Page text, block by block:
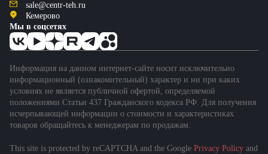
sale@centr-teh.ru
Кемерово
Мы в соцсетях
Информация на данном интернет-сайте носит исключительно
информационный (ознакомительный) характер и ни при каких
условиях не является публичной офертой, определяемой
положениями Статьи 437 Гражданского кодекса РФ. Для получения
исчерпывающей информации о стоимости и характеристиках
товаров обращайтесь к менеджерам по продажам.
This site is protected by reCAPTCHA and the Google Privacy Policy and